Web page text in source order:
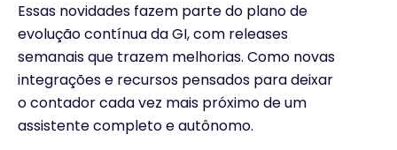
Essas novidades fazem parte do plano de
evolução contínua da GI, com releases
semanais que trazem melhorias. Como novas
integrações e recursos pensados para deixar
o contador cada vez mais próximo de um
assistente completo e autônomo.